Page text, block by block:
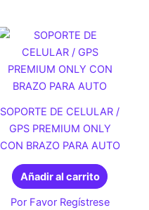
SOPORTE DE CELULAR /
GPS PREMIUM ONLY
CON BRAZO PARA AUTO
Añadir al carrito
Por Favor Regístrese